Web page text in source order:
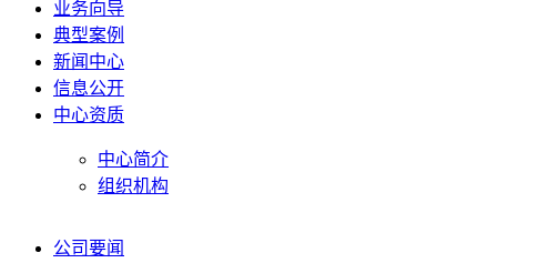
业务向导
典型案例
新闻中心
信息公开
中心资质
中心简介
组织机构
公司要闻